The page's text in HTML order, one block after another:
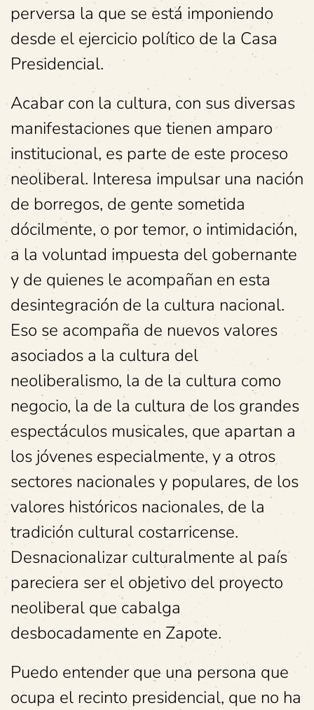
perversa la que se está imponiendo
desde el ejercicio político de la Casa
Presidencial.
Acabar con la cultura, con sus diversas
manifestaciones que tienen amparo
institucional, es parte de este proceso
neoliberal. Interesa impulsar una nación
de borregos, de gente sometida
dócilmente, o por temor, o intimidación,
a la voluntad impuesta del gobernante
y de quienes le acompañan en esta
desintegración de la cultura nacional.
Eso se acompaña de nuevos valores
asociados a la cultura del
neoliberalismo, la de la cultura como
negocio, la de la cultura de los grandes
espectáculos musicales, que apartan a
los jóvenes especialmente, y a otros
sectores nacionales y populares, de los
valores históricos nacionales, de la
tradición cultural costarricense.
Desnacionalizar culturalmente al país
pareciera ser el objetivo del proyecto
neoliberal que cabalga
desbocadamente en Zapote.
Puedo entender que una persona que
ocupa el recinto presidencial, que no ha